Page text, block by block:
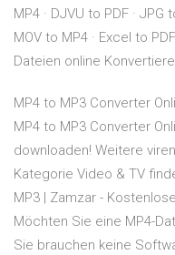
MP4 · DJVU to PDF · JPG
MOV to MP4 · Excel to
Dateien online
MP4 to MP3 Converter
MP4 to MP3 Converter
downloaden! Weitere
Kategorie Video & TV
MP3 | Zamzar -
Möchten Sie eine MP4-
Sie brauchen keine